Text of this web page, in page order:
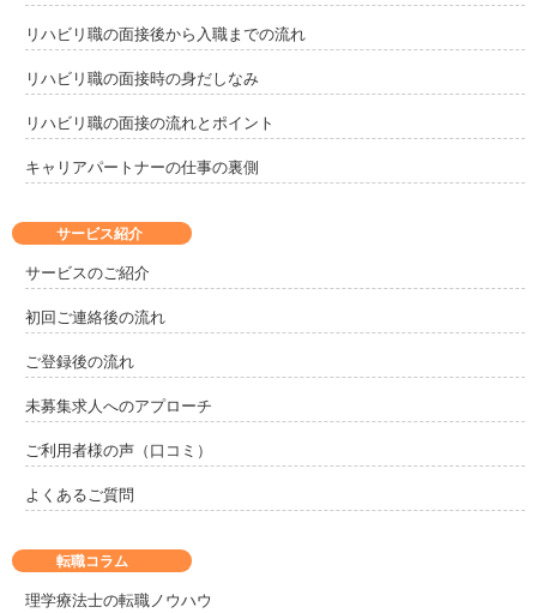
サービス紹介
サービスのご紹介
初回ご連絡後の流れ
ご登録後の流れ
未募集求人へのアプローチ
ご利用者様の声（口コミ）
よくあるご質問
リハビリ職の面接後から入職までの流れ
リハビリ職の面接時の身だしなみ
リハビリ職の面接の流れとポイント
キャリアパートナーの仕事の裏側
転職コラム
理学療法士の転職ノウハウ